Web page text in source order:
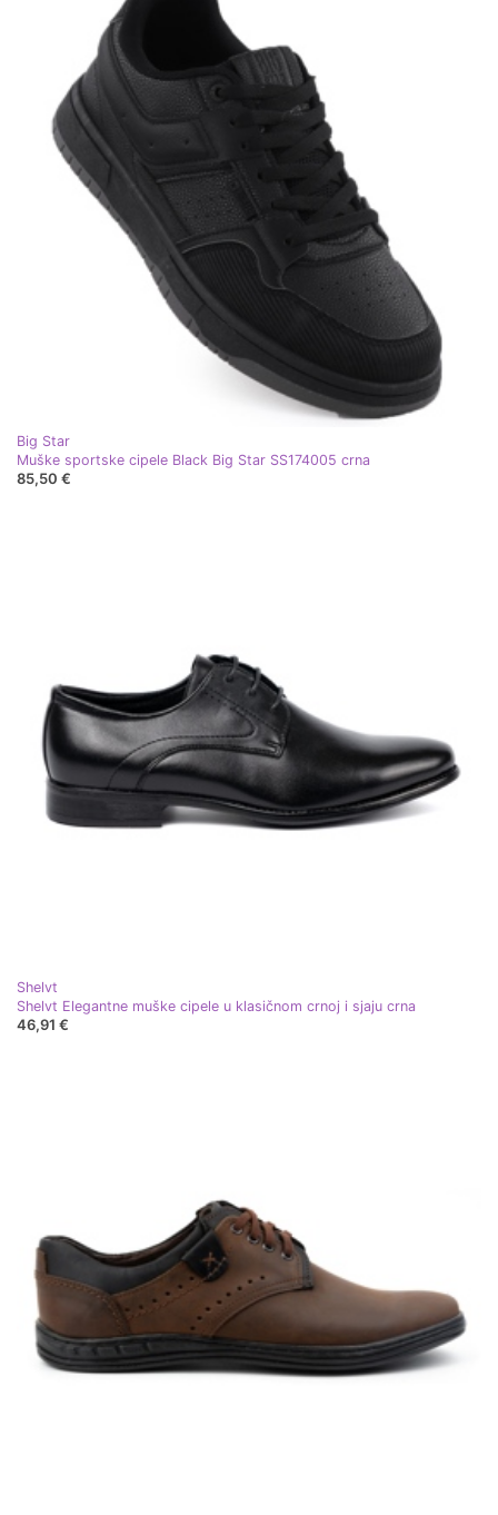
Big Star
Muške sportske cipele Black Big Star SS174005 crna
85,50 €
Shelvt
Shelvt Elegantne muške cipele u klasičnom crnoj i sjaju crna
46,91 €